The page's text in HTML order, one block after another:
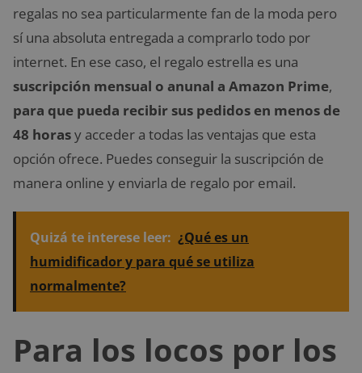
regalas no sea particularmente fan de la moda pero
sí una absoluta entregada a comprarlo todo por
internet. En ese caso, el regalo estrella es una
suscripción mensual o anunal a Amazon Prime,
para que pueda recibir sus pedidos en menos de
48 horasy acceder a todas las ventajas que esta
opción ofrece. Puedes conseguir la suscripción de
manera online y enviarla de regalo por email.
Quizá te interese leer: ¿Qué es un
humidificador y para qué se utiliza
normalmente?
Para los locos por los